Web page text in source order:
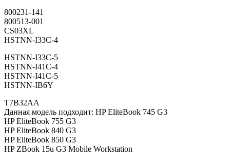
800231-141
800513-001
CS03XL
HSTNN-I33C-4
HSTNN-I33C-5
HSTNN-I41C-4
HSTNN-I41C-5
HSTNN-IB6Y
T7B32AA
Данная модель подходит: HP EliteBook 745 G3
HP EliteBook 755 G3
HP EliteBook 840 G3
HP EliteBook 850 G3
HP ZBook 15u G3 Mobile Workstation